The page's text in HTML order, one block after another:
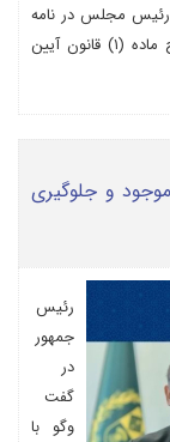
رئیس مجلس در نامه
ای به مسعود پزشکیان رئیس جمهور ««قانون اصلاح ماده (۱) قانون آیین
و جلوگیری
رئیس
جمهور
در
گفت
وگو با